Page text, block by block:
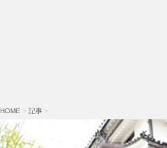
HOME > 記事 >